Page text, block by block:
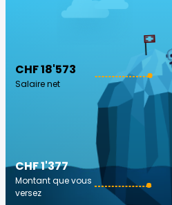
CHF 18'573
Salaire net
CHF 1'377
Montant que vous
versez